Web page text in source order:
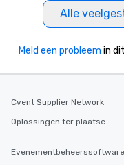
Alle
Meld een probleem in
Cvent Supplier Network
Oplossingen ter plaatse
Evenementbeheerssoftware